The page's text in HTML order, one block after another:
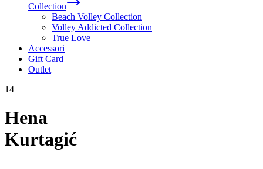
Collection
Beach Volley Collection
Volley Addicted Collection
True Love
Accessori
Gift Card
Outlet
14
Hena
Kurtagić